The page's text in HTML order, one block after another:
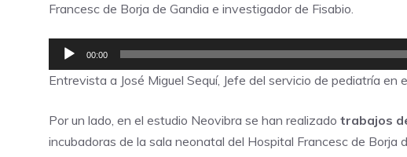
Francesc de Borja de Gandia e investigador de Fisabio.
Reproductor
de
00:00
Entrevista a José Miguel Sequí, Jefe del servicio de pediatría en
Por un lado, en el estudio Neovibra se han realizado trabajos
incubadoras de la sala neonatal del Hospital Francesc de Borja